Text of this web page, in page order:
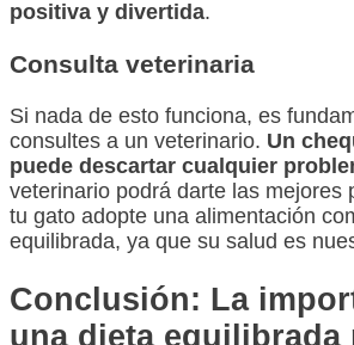
positiva y divertida.
Consulta veterinaria
Si nada de esto funciona, es
consultes a un veterinario. Un
puede descartar cualquier
veterinario podrá darte las mejores
tu gato adopte una alimentación
equilibrada, ya que su salud es
Conclusión: La
una dieta equilibrada